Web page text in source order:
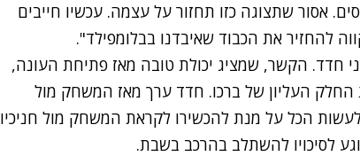
אסור שתצוגה כזו תחזור על עצמה. עכשיו חייבים
להחזיר את הכבוד שאיבדנו בבלומפילד".
חדד. הקשר, שמציג יכולת טובה מאז פתיחת העונה,
העליון של ברכו. חדד ערך מאז המשחק מול
לעשות הכל על מנת להכשירו לקראת המשחק מול חניכיו
לסיכויו להשתלב בהרכב בשבת.